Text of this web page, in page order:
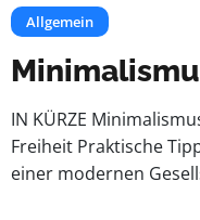
Allgemein
IN KÜRZE
Freiheit Praktische
einer modernen